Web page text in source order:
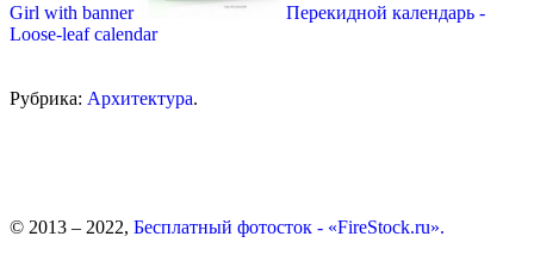
Girl with banner
Перекидной календарь -
Loose-leaf calendar
Рубрика: Архитектура.
© 2013 – 2022, Бесплатный фотосток - «FireStock.ru».